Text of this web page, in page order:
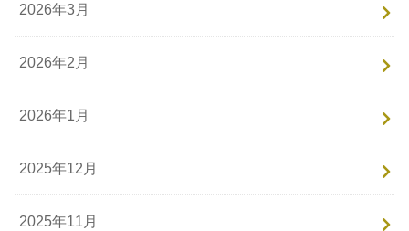
2026年3月
2026年2月
2026年1月
2025年12月
2025年11月